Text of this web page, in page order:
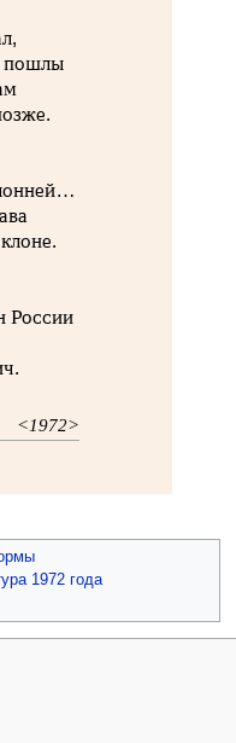
пошлы
России
<1972>
1972 года